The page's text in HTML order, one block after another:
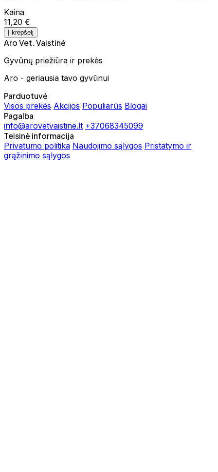
Kaina
11,20 €
Į krepšelį
Aro Vet. Vaistinė
Gyvūnų priežiūra ir prekės
Aro - geriausia tavo gyvūnui
Parduotuvė
Visos prekės Akcijos Populiarūs Blogai
Pagalba
info@arovetvaistine.lt +37068345099
Teisinė informacija
Privatumo politika Naudojimo sąlygos Pristatymo ir
grąžinimo sąlygos